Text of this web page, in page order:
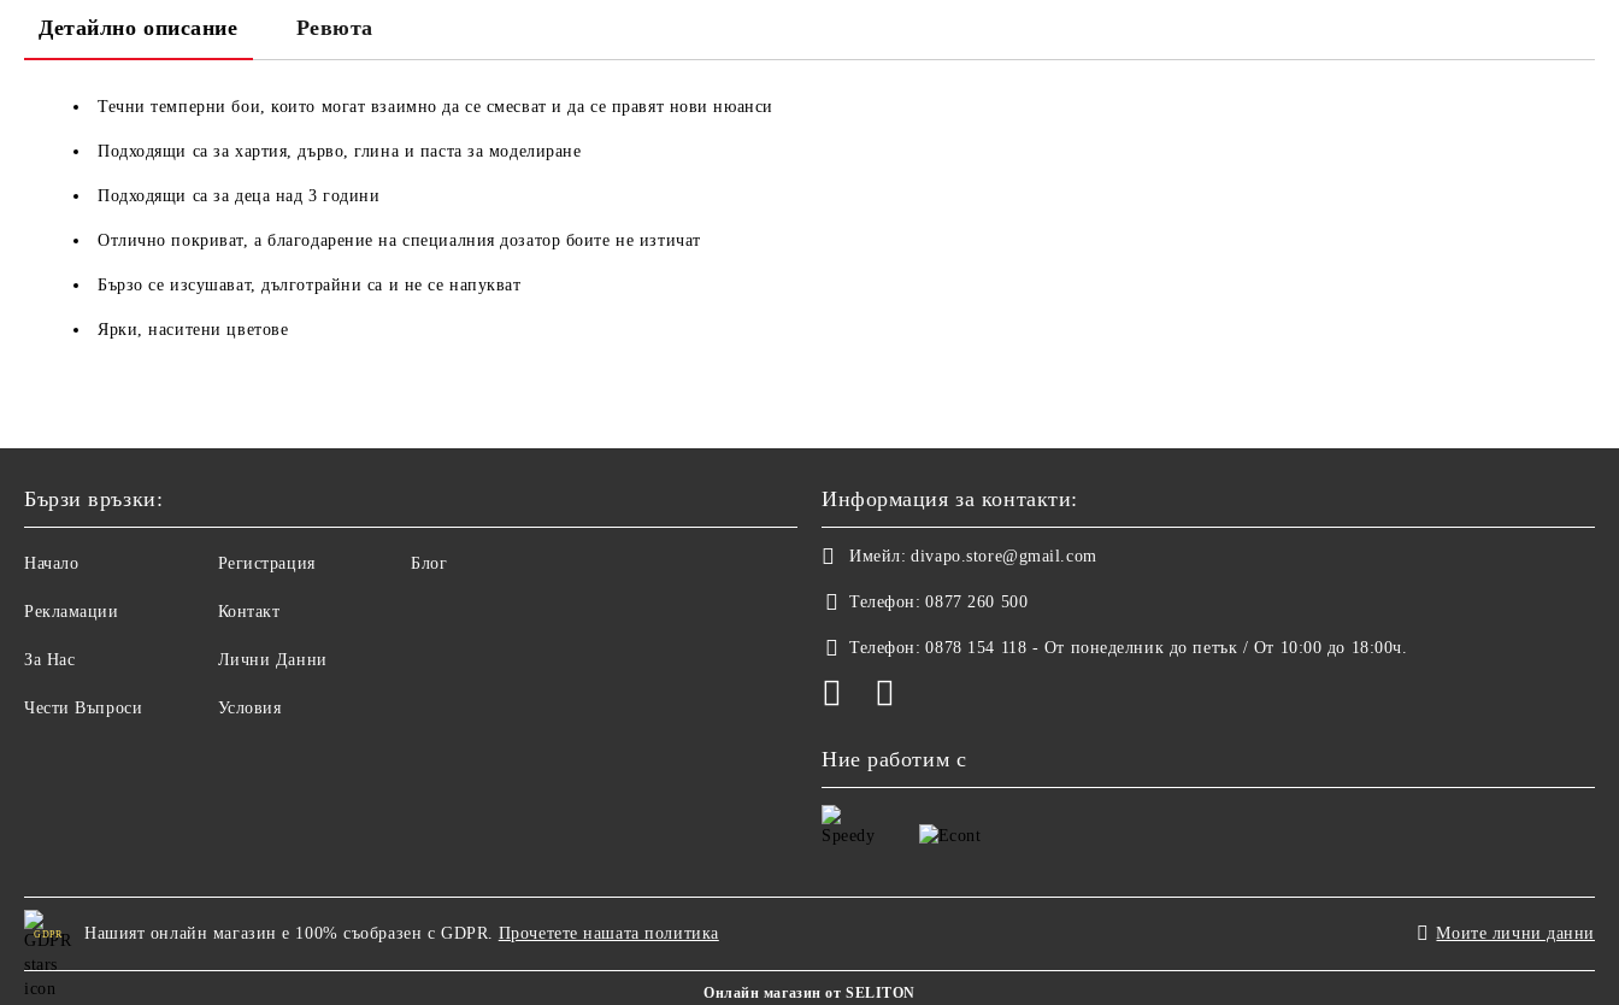
Детайлно описание Ревюта
Течни темперни бои, които могат взаимно да се смесват и да се правят нови нюанси
Подходящи са за хартия, дърво, глина и паста за моделиране
Подходящи са за деца над 3 години
Отлично покриват, а благодарение на специалния дозатор боите не изтичат
Бързо се изсушават, дълготрайни са и не се напукват
Ярки, наситени цветове
Бързи връзки:
Начало
Рекламации
За Нас
Чести Въпроси
Регистрация
Контакт
Лични Данни
Условия
Блог
Информация за контакти:
Имейл: divapo.store@gmail.com
Телефон: 0877 260 500
Телефон: 0878 154 118 - От понеделник до петък / От 10:00 до 18:00ч.
Ние работим с
GDPR Нашият онлайн магазин е 100% съобразен с GDPR. Прочетете нашата политика Моите лични данни
Онлайн магазин от SELITON